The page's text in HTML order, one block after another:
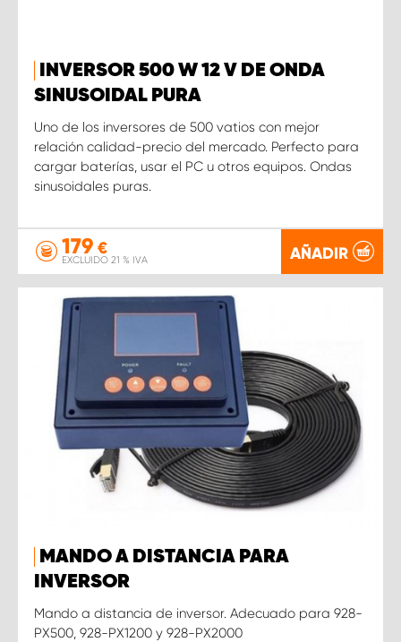
INVERSOR 500 W 12 V DE ONDA
SINUSOIDAL PURA
Uno de los inversores de 500 vatios con mejor
relación calidad-precio del mercado. Perfecto para
cargar baterías, usar el PC u otros equipos. Ondas
sinusoidales puras.
179 €
EXCLUIDO 21 % IVA AÑADIR
MANDO A DISTANCIA PARA
INVERSOR
Mando a distancia de inversor. Adecuado para 928-
PX500, 928-PX1200 y 928-PX2000